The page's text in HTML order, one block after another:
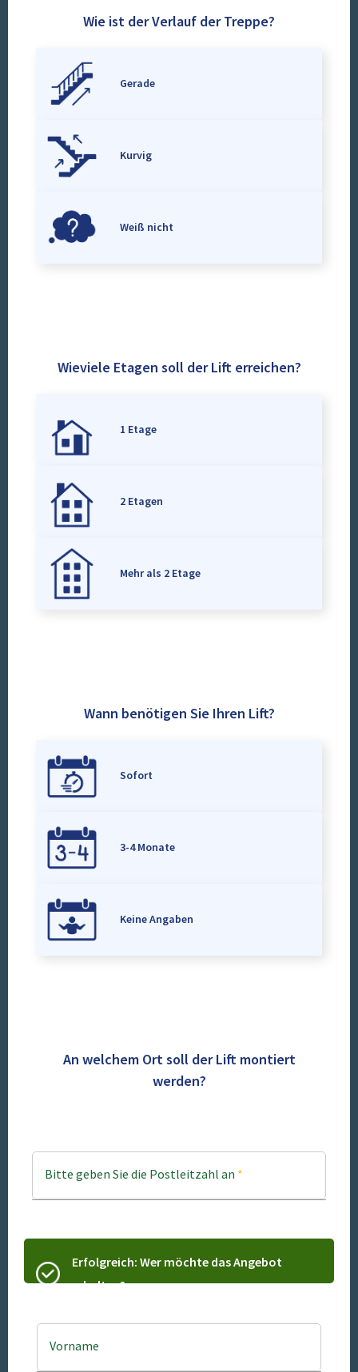
Wie ist der Verlauf der Treppe?
Gerade
Kurvig
Weiß nicht
Wieviele Etagen soll der Lift erreichen?
1 Etage
2 Etagen
Mehr als 2 Etage
Wann benötigen Sie Ihren Lift?
Sofort
3-4 Monate
Keine Angaben
An welchem Ort soll der Lift montiert
werden?
Bitte geben Sie die Postleitzahl an *
Erfolgreich: Wer möchte das Angebot
erhalten?
Vorname